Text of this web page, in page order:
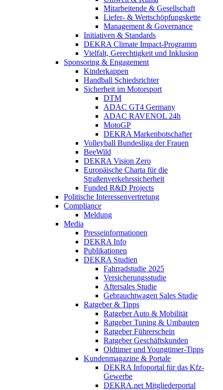
Mitarbeitende & Gesellschaft
Liefer- & Wertschöpfungskette
Management & Governance
Initiativen & Standards
DEKRA Climate Impact-Programm
Vielfalt, Gerechtigkeit und Inklusion​
Sponsoring & Engagement
Kinderkappen
Handball Schiedsrichter
Sicherheit im Motorsport
DTM
ADAC GT4 Germany
ADAC RAVENOL 24h
MotoGP
DEKRA Markenbotschafter
Volleyball Bundesliga der Frauen
BeeWild
DEKRA Vision Zero
Europäische Charta für die
Straßenverkehrssicherheit
Funded R&D Projects
Politische Interessenvertretung
Compliance
Meldung
Media
Presseinformationen
DEKRA Info
Publikationen
DEKRA Studien
Fahrradstudie 2025
Versicherungsstudie
Aftersales Studie
Gebrauchtwagen Sales Studie
Ratgeber & Tipps
Ratgeber Auto & Mobilität
Ratgeber Tuning & Umbauten
Ratgeber Führerschein
Ratgeber Geschäftskunden
Oldtimer und Youngtimer-Tipps
Kundenmagazine & Portale
DEKRA Infoportal für das Kfz-
Gewerbe
DEKRA.net Mitgliederportal